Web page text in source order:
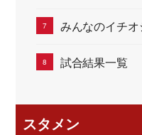
みんなのイチ
試合結果一覧
スタメン